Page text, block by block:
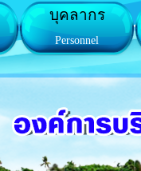
บุคลากร
Personnel